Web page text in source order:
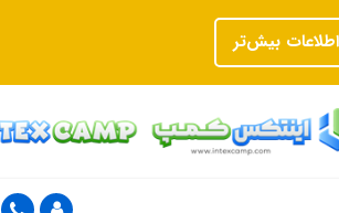
اطلاعات بیش‌تر